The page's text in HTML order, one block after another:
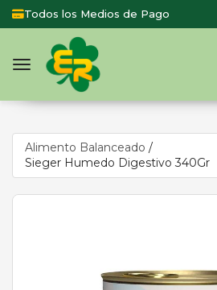
Todos los Medios de Pago
Toggle navigation
Alimento Balanceado /
Sieger Humedo Digestivo 340Gr